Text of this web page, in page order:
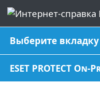
Выберите вкладку
ESET PROTECT